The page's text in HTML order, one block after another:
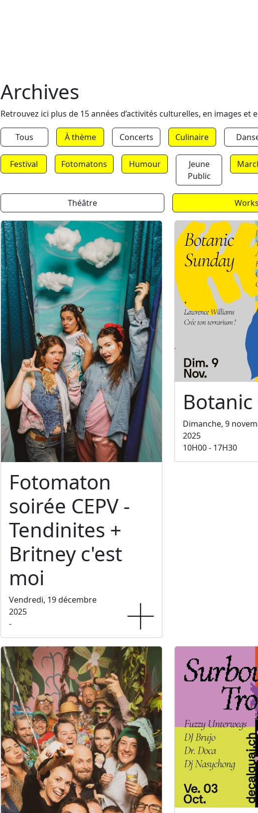
Archives
Retrouvez ici plus de 15 années d’activités culturelles, en images et
Tous À thème Concerts Culinaire
Festival Fotomatons Humour
Jeune
Public
Théâtre
Fotomaton
soirée CEPV -
Tendinites +
Britney c'est
moi
Vendredi, 19 décembre
2025
-
Dimanche, 9
2025
10H00 - 17H30